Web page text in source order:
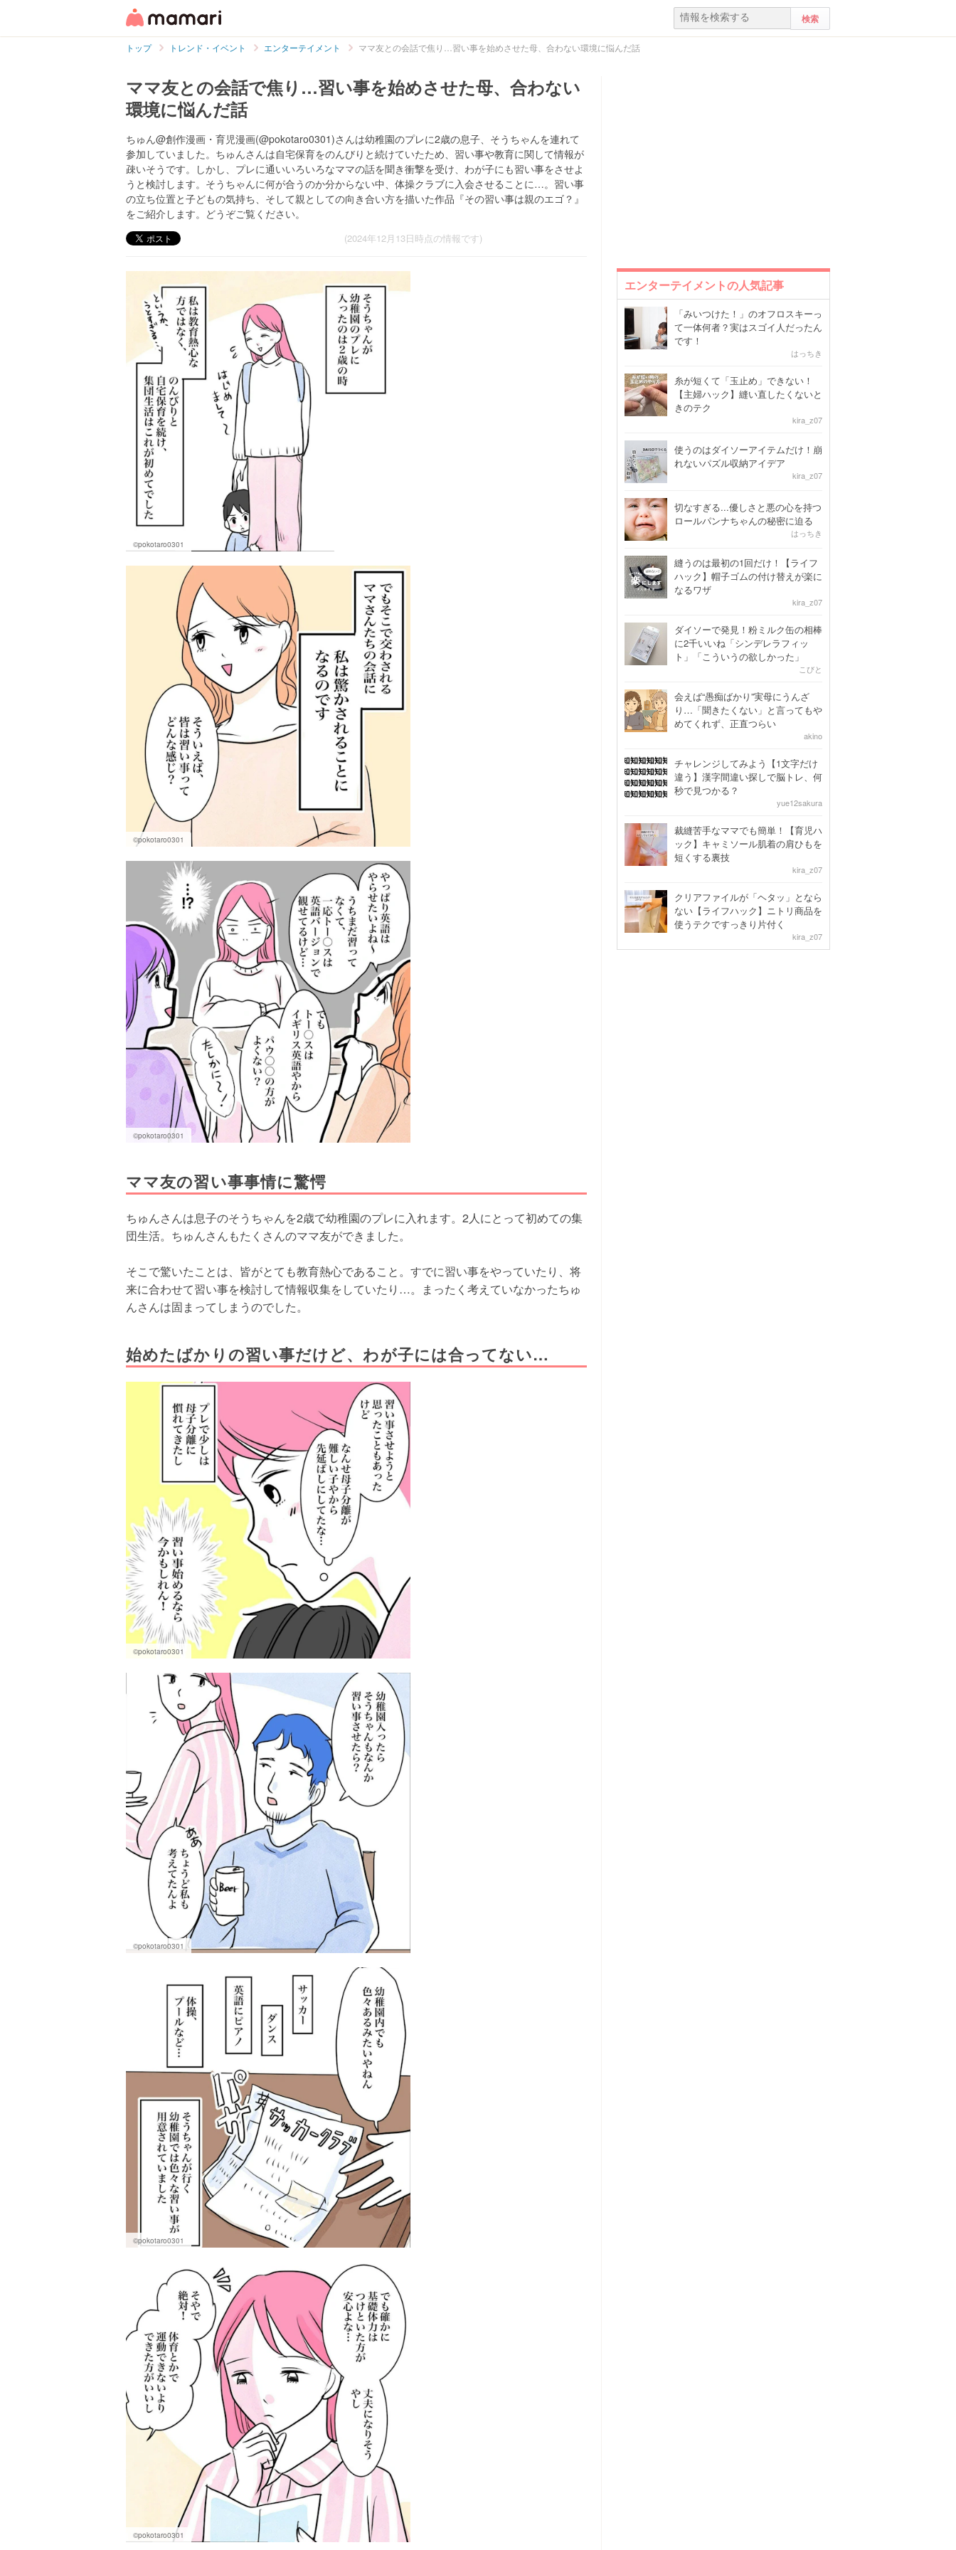
トップ トレンド・イベント エンターテイメント ママ友との会話で焦り…習い事を始めさせた母、合わない環境に悩んだ話
ママ友との会話で焦り…習い事を始めさせた母、合わない
環境に悩んだ話
ちゅん@創作漫画・育児漫画(@pokotaro0301)さんは幼稚園のプレに2歳の息子、そうちゃんを連れて
参加していました。ちゅんさんは自宅保育をのんびりと続けていたため、習い事や教育に関して情報が
疎いそうです。しかし、プレに通いいろいろなママの話を聞き衝撃を受け、わが子にも習い事をさせよ
うと検討します。そうちゃんに何が合うのか分からない中、体操クラブに入会させることに…。習い事
の立ち位置と子どもの気持ち、そして親としての向き合い方を描いた作品『その習い事は親のエゴ？』
をご紹介します。どうぞご覧ください。
(2024年12月13日時点の情報です)
©pokotaro0301
©pokotaro0301
©pokotaro0301
ママ友の習い事事情に驚愕
ちゅんさんは息子のそうちゃんを2歳で幼稚園のプレに入れます。2人にとって初めての集
団生活。ちゅんさんもたくさんのママ友ができました。
そこで驚いたことは、皆がとても教育熱心であること。すでに習い事をやっていたり、将
来に合わせて習い事を検討して情報収集をしていたり…。まったく考えていなかったちゅ
んさんは固まってしまうのでした。
始めたばかりの習い事だけど、わが子には合ってない…
©pokotaro0301
©pokotaro0301
©pokotaro0301
©pokotaro0301
エンターテイメントの人気記事
「みいつけた！」のオフロスキーっ
て一体何者？実はスゴイ人だったん
です！
はっちき
糸が短くて「玉止め」できない！
【主婦ハック】縫い直したくないと
きのテク
kira_z07
使うのはダイソーアイテムだけ！崩
れないパズル収納アイデア
kira_z07
切なすぎる...優しさと悪の心を持つ
ロールパンナちゃんの秘密に迫る
はっちき
縫うのは最初の1回だけ！【ライフ
ハック】帽子ゴムの付け替えが楽に
なるワザ
kira_z07
ダイソーで発見！粉ミルク缶の相棒
に2千いいね「シンデレラフィッ
ト」「こういうの欲しかった」
こびと
会えば“愚痴ばかり”実母にうんざ
り…「聞きたくない」と言ってもや
めてくれず、正直つらい
akino
チャレンジしてみよう【1文字だけ
違う】漢字間違い探しで脳トレ、何
秒で見つかる？
yue12sakura
裁縫苦手なママでも簡単！【育児ハ
ック】キャミソール肌着の肩ひもを
短くする裏技
kira_z07
クリアファイルが「ヘタッ」となら
ない【ライフハック】ニトリ商品を
使うテクですっきり片付く
kira_z07